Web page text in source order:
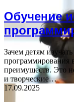
Обучение
Зачем детям
программирования
преимуществ. Это
и творческие…
17.09.2025